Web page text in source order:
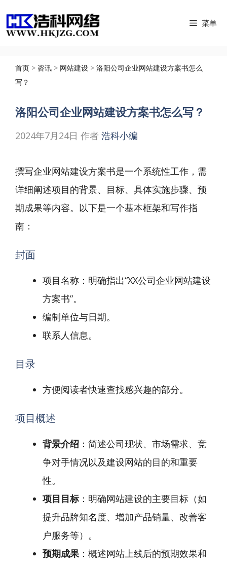
至
菜单
首页 > 咨讯 > 网站建设 > 洛阳公司企业网站建设方案书怎么
写？
洛阳公司企业网站建设方案书怎么写？
2024年7月24日 作者 浩科小编
撰写企业网站建设方案书是一个系统性工作，需
详细阐述项目的背景、目标、具体实施步骤、预
期成果等内容。以下是一个基本框架和写作指
南：
封面
项目名称：明确指出“XX公司企业网站建设
方案书”。
编制单位与日期。
联系人信息。
目录
方便阅读者快速查找感兴趣的部分。
项目概述
背景介绍 ：简述公司现状、市场需求、竞
争对手情况以及建设网站的目的和重要
性。
项目目标：明确网站建设的主要目标（如
提升品牌知名度、增加产品销量、改善客
户服务等）。
预期成果：概述网站上线后的预期效果和